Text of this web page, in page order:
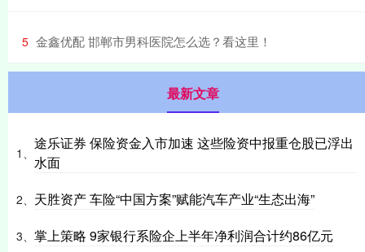
5 ​金鑫优配 邯郸市男科医院怎么选？看这里！
最新文章
1、
途乐证券 保险资金入市加速 这些险资中报重仓股已浮出
水面
2、 天胜资产 车险“中国方案”赋能汽车产业“生态出海”
3、 掌上策略 9家银行系险企上半年净利润合计约86亿元